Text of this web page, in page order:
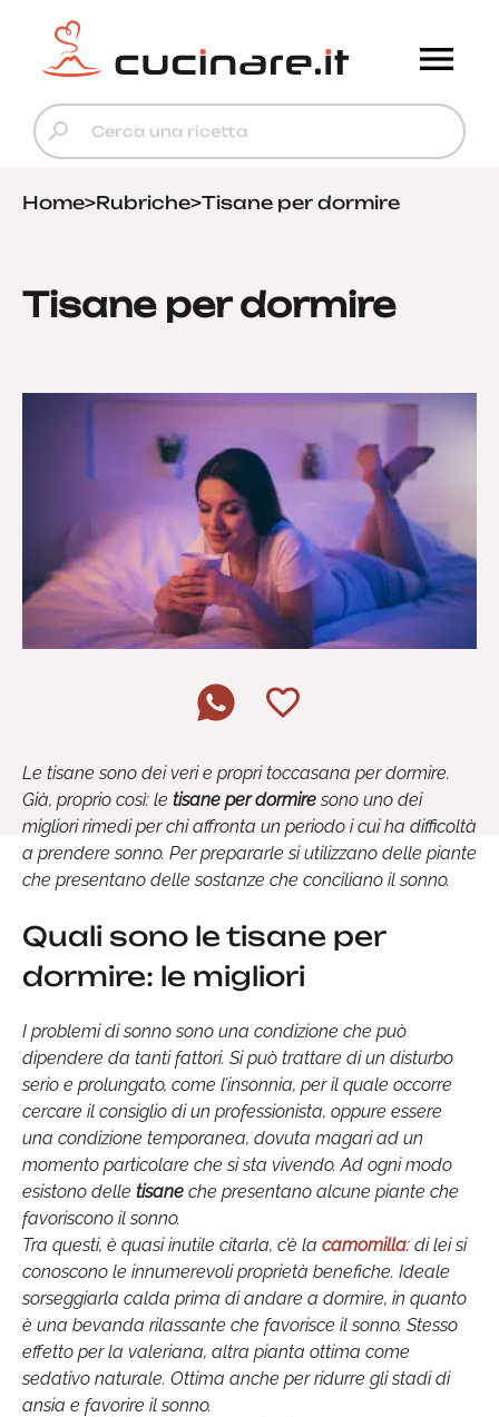
Home>Rubriche>Tisane per dormire
Tisane per dormire
Le tisane sono dei veri e propri toccasana per dormire.
Già, proprio così: le tisane per dormiresono uno dei
migliori rimedi per chi affronta un periodo i cui ha difficoltà
a prendere sonno. Per prepararle si utilizzano delle piante
che presentano delle sostanze che conciliano il sonno.
Quali sono le tisane per
dormire: le migliori
I problemi di sonno sono una condizione che può
dipendere da tanti fattori. Si può trattare di un disturbo
serio e prolungato, come l’insonnia, per il quale occorre
cercare il consiglio di un professionista, oppure essere
una condizione temporanea, dovuta magari ad un
momento particolare che si sta vivendo. Ad ogni modo
esistono delle tisane che presentano alcune piante che
favoriscono il sonno.
Tra questi, è quasi inutile citarla, c’è la camomilla: di lei si
conoscono le innumerevoli proprietà benefiche. Ideale
sorseggiarla calda prima di andare a dormire, in quanto
è una bevanda rilassante che favorisce il sonno. Stesso
effetto per la valeriana, altra pianta ottima come
sedativo naturale. Ottima anche per ridurre gli stadi di
ansia e favorire il sonno.